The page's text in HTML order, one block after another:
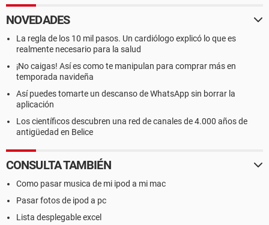
NOVEDADES
La regla de los 10 mil pasos. Un cardiólogo explicó lo que es
realmente necesario para la salud
¡No caigas! Así es como te manipulan para comprar más en
temporada navideña
Así puedes tomarte un descanso de WhatsApp sin borrar la
aplicación
Los científicos descubren una red de canales de 4.000 años de
antigüedad en Belice
CONSULTA TAMBIÉN
Como pasar musica de mi ipod a mi mac
Pasar fotos de ipod a pc
Lista desplegable excel